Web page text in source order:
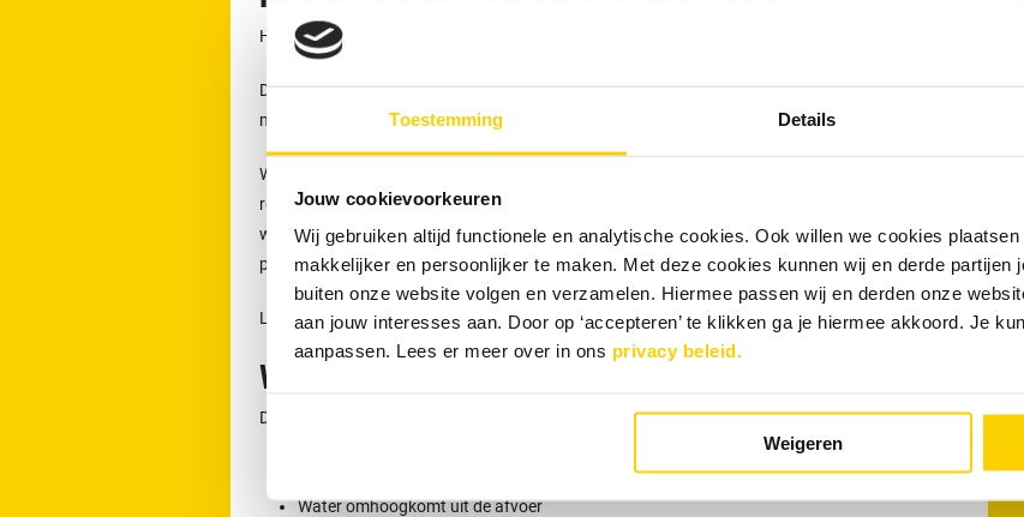
Toestemming Details
Jouw cookievoorkeuren
Wij gebruiken altijd functionele en analytische cookies. Ook willen we cookies
makkelijker en persoonlijker te maken. Met deze cookies kunnen wij en derde partijen
buiten onze website volgen en verzamelen. Hiermee passen wij en derden onze
aan jouw interesses aan. Door op ‘accepteren’ te klikken ga je hiermee akkoord. Je
aanpassen. Lees er meer over in ons privacy beleid.
Weigeren
Het starttarief bedraagt € 149,- inclusief BTW.
Dit tarief geldt voor het eerste half uur en is inclusief voorrijkosten en inzet van standaard
materieel. In 85 % van de gevallen kan de verstopping binnen dit tarief worden verholpen.
Wanneer de werkzaamheden langer duren, wordt € 32,50 inclusief BTW per extra kwartier in
rekening gebracht. De genoemde bedragen zijn exclusief eventuele avond- of
weekendtoeslagen. De prijzen gelden voor particulieren. Betaling vindt bij voorkeur per PIN
plaats.
Lees meer over onze tarieven, garantie en geen succes, geen betaling!
Wanneer direct contact opnemen?
Direct contact is aan te raden wanneer:
Water omhoogkomt uit de afvoer